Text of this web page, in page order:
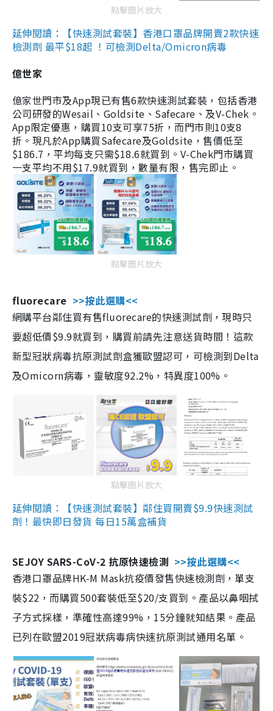
點擊圖片放大
延伸閱讀：【快速測試套裝】香港口罩品牌開賣2款快速
檢測劑 最平$18起 ！可檢測Delta/Omicron病毒
億世家
億家世門市及App現已有售6款快速測試套裝，包括香港
公司研發的Wesail、Goldsite、Safecare、及V-Chek。
App限定優惠，購買10支可享75折，而門市則10支8
折。現凡於App購買Safecare及Goldsite，售價低至
$186.7，平均每支只需$18.6就買到。V-Chek門市購買
一支平均不用$17.9就買到，數量有限，售完即止。
點擊圖片放大
fluorecare >>按此選購<<
網購平台鄰住買有售fluorecare的快速測試劑，現時只
要超低價$9.9就買到，購買前請先注意送貨時間！這款
新型冠狀病毒抗原測試劑盒獲歐盟認可，可檢測到Delta
及Omicorn病毒，靈敏度92.2%，特異度100%。
點擊圖片放大
延伸閱讀：【快速測試套裝】鄰住買開賣$9.9快速測試
劑！最快即日發貨 每日15萬盒補貨
SEJOY SARS-CoV-2 抗原快速檢測 >>按此選購<<
香港口罩品牌HK-M Mask抗疫價發售快速檢測劑，單支
裝$22，而購買500套裝低至$20/支買到。產品以鼻咽拭
子方式採樣，準確性高達99%，15分鐘就知結果。產品
已列在歐盟2019冠狀病毒病快速抗原測試通用名單。